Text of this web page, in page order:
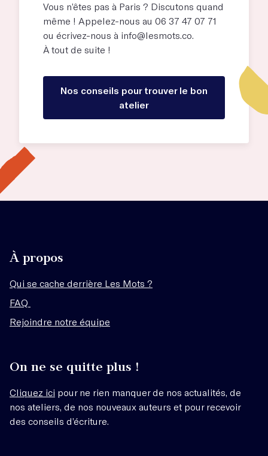
Vous n’êtes pas à Paris ? Discutons quand
même ! Appelez-nous au 06 37 47 07 71
ou écrivez-nous à info@lesmots.co.
À tout de suite !
Nos conseils pour trouver le bon
atelier
À propos
Qui se cache derrière Les Mots ?
FAQ
Rejoindre notre équipe
On ne se quitte plus !
Cliquez ici pour ne rien manquer de nos actualités, de
nos ateliers, de nos nouveaux auteurs et pour recevoir
des conseils d’écriture.